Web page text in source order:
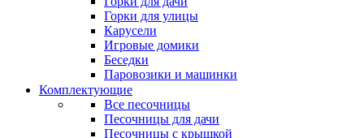
Горки для улицы
Карусели
Игровые домики
Беседки
Паровозики и машинки
Комплектующие
Все песочницы
Песочницы для дачи
Песочницы с крышкой